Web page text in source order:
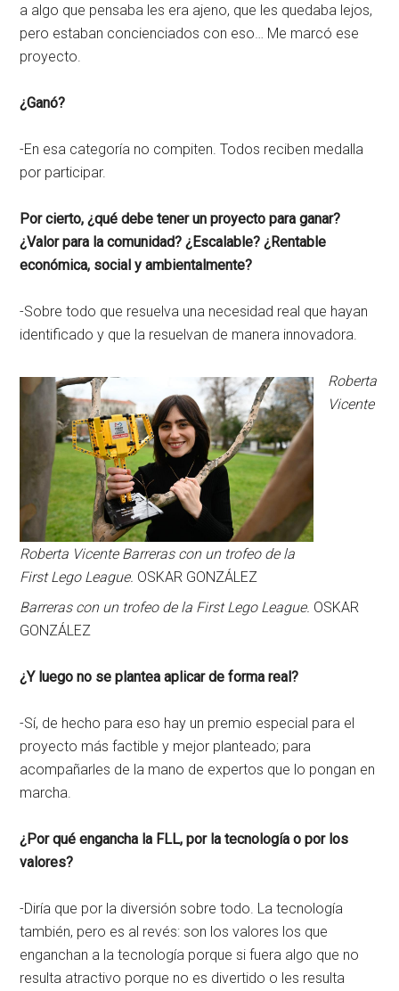
a algo que pensaba les era ajeno, que les quedaba lejos,
pero estaban concienciados con eso… Me marcó ese
proyecto.
¿Ganó?
-En esa categoría no compiten. Todos reciben medalla
por participar.
Por cierto, ¿qué debe tener un proyecto para ganar?
¿Valor para la comunidad? ¿Escalable? ¿Rentable
económica, social y ambientalmente?
-Sobre todo que resuelva una necesidad real que hayan
identificado y que la resuelvan de manera innovadora.
Roberta Vicente Barreras con un trofeo de la
First Lego League. OSKAR GONZÁLEZ
Roberta
Vicente
Barreras con un trofeo de la First Lego League. OSKAR
GONZÁLEZ
¿Y luego no se plantea aplicar de forma real?
-Sí, de hecho para eso hay un premio especial para el
proyecto más factible y mejor planteado; para
acompañarles de la mano de expertos que lo pongan en
marcha.
¿Por qué engancha la FLL, por la tecnología o por los
valores?
-Diría que por la diversión sobre todo. La tecnología
también, pero es al revés: son los valores los que
enganchan a la tecnología porque si fuera algo que no
resulta atractivo porque no es divertido o les resulta